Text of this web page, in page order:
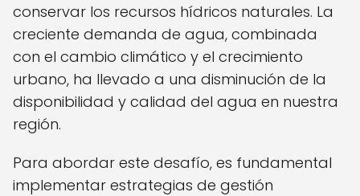
conservar los recursos hídricos naturales. La
creciente demanda de agua, combinada
con el cambio climático y el crecimiento
urbano, ha llevado a una disminución de la
disponibilidad y calidad del agua en nuestra
región.
Para abordar este desafío, es fundamental
implementar estrategias de gestión